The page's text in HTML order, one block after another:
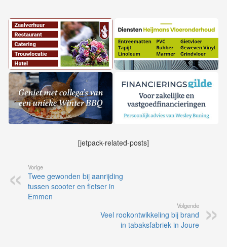
[jetpack-related-posts]
Vorige
Twee gewonden bij aanrijding
tussen scooter en fietser in
Emmen
Volgende
Veel rookontwikkeling bij brand
in tabaksfabriek in Joure